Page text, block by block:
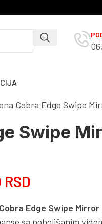
Cobra Edge Swipe
Swipe
RSD
Cobra Edge Swipe Mirror